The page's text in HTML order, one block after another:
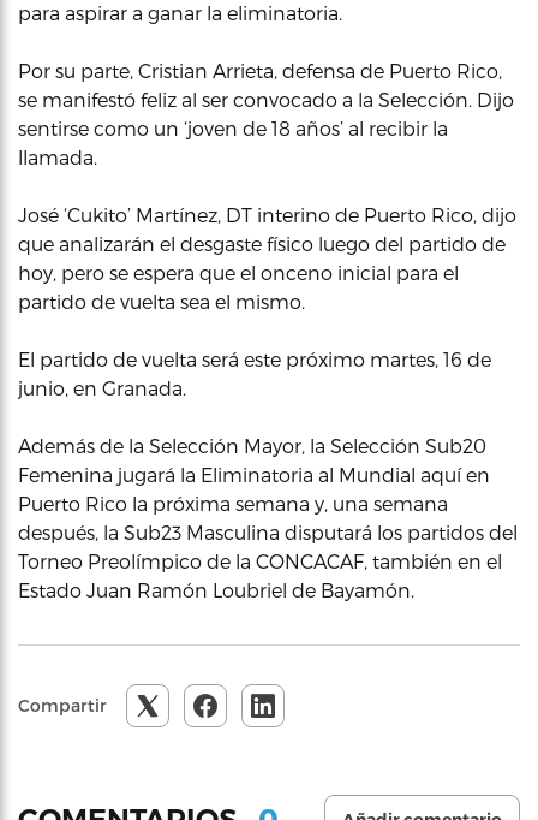
para aspirar a ganar la eliminatoria.
Por su parte, Cristian Arrieta, defensa de Puerto Rico,
se manifestó feliz al ser convocado a la Selección. Dijo
sentirse como un ‘joven de 18 años’ al recibir la
llamada.
José ‘Cukito’ Martínez, DT interino de Puerto Rico, dijo
que analizarán el desgaste físico luego del partido de
hoy, pero se espera que el onceno inicial para el
partido de vuelta sea el mismo.
El partido de vuelta será este próximo martes, 16 de
junio, en Granada.
Además de la Selección Mayor, la Selección Sub20
Femenina jugará la Eliminatoria al Mundial aquí en
Puerto Rico la próxima semana y, una semana
después, la Sub23 Masculina disputará los partidos del
Torneo Preolímpico de la CONCACAF, también en el
Estado Juan Ramón Loubriel de Bayamón.
Compartir